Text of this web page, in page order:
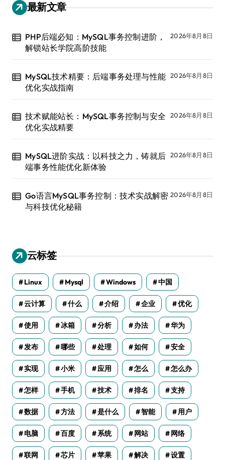
最新文章
PHP后端必知：MySQL事务控制进阶，
解锁站长学院高阶技能
2026年8月8日
MySQL技术精要：后端事务处理与性能
优化实战指南
2026年8月8日
技术赋能站长：MySQL事务控制与安全
优化实战精要
2026年8月8日
MySQL进阶实战：以科技之力，铸就后
端事务性能优化新体验
2026年8月8日
Go语言MySQL事务控制：技术实战解密
与科技优化秘籍
2026年8月8日
云标签
Linux Mysql Windows 中国
云计算 什么 介绍 企业 优化
使用 冰箱 分析 办法 华为
发布 哪些 处理 如何 安全
实现 小米 应用 怎么 怎么办
怎样 手机 技术 排名 支持
数据 方法 是什么 智能 用户
电脑 百度 系统 网站 网络
联网 芯片 苹果 解决 设置